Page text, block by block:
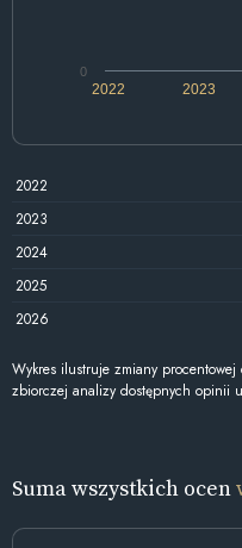
2022 2023
0
2022
2023
2024
2025
2026
Wykres ilustruje zmiany
zbiorczej analizy dostępnych opinii
Suma wszystkich ocen